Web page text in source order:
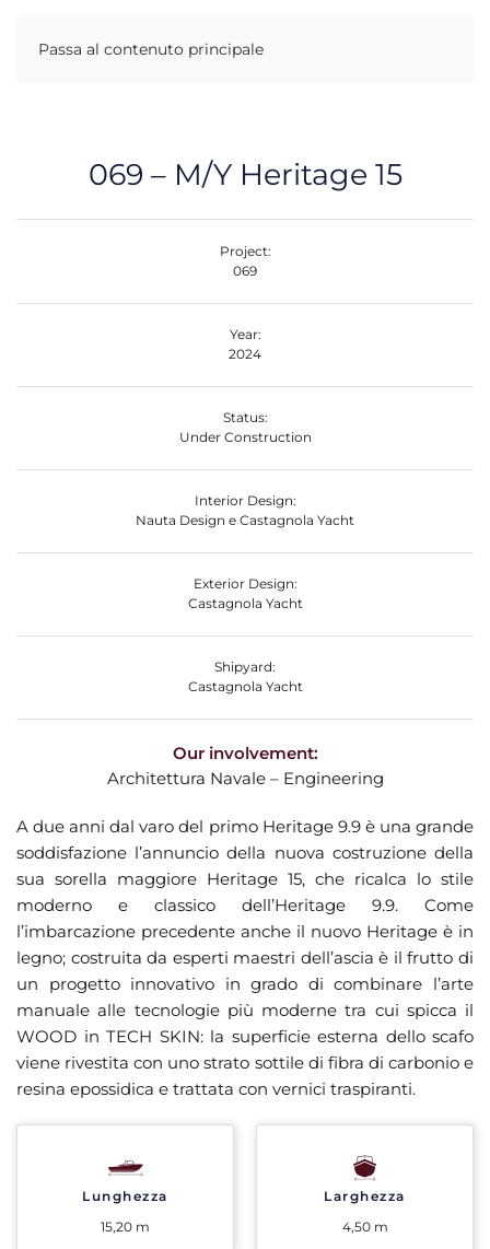
Passa al contenuto principale
069 – M/Y Heritage 15
Project:
069
Year:
2024
Status:
Under Construction
Interior Design:
Nauta Design e Castagnola Yacht
Exterior Design:
Castagnola Yacht
Shipyard:
Castagnola Yacht
Our involvement:
Architettura Navale – Engineering
A due anni dal varo del primo Heritage 9.9 è una grande
soddisfazione l’annuncio della nuova costruzione della
sua sorella maggiore Heritage 15, che ricalca lo stile
moderno e classico dell’Heritage 9.9. Come
l’imbarcazione precedente anche il nuovo Heritage è in
legno; costruita da esperti maestri dell’ascia è il frutto di
un progetto innovativo in grado di combinare l’arte
manuale alle tecnologie più moderne tra cui spicca il
WOOD in TECH SKIN: la superficie esterna dello scafo
viene rivestita con uno strato sottile di fibra di carbonio e
resina epossidica e trattata con vernici traspiranti.
Lunghezza
15,20 m
Larghezza
4,50 m